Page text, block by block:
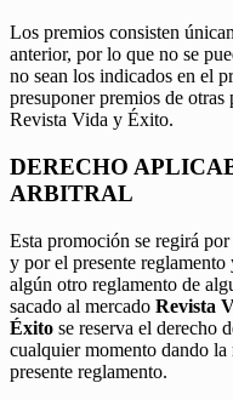
Los premios consisten
anterior, por lo que no se
no sean los indicados en el
presuponer premios de
Revista Vida y Éxito.
DERECHO
ARBITRAL
Esta promoción se regirá
y por el presente
algún otro reglamento de
sacado al mercado Revista
Éxito se reserva el derecho
cualquier momento dando
presente reglamento.